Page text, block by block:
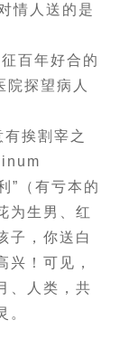
情人送的是
百年好合的
探望病人
挨割宰之
”（有亏本的
为生男、红
子，你送白
兴！可见，
、人类，共
。